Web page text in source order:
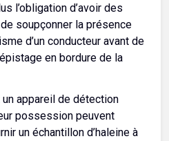
l’obligation d’avoir des
soupçonner la présence
d’un conducteur avant de
en bordure de la
appareil de détection
possession peuvent
un échantillon d’haleine à